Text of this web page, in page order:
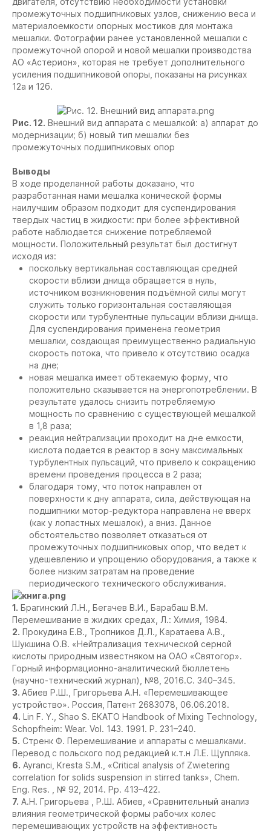
промежуточных подшипниковых узлов, снижению веса и
материалоемкости опорных мостиков для монтажа
мешалки. Фотографии ранее установленной мешалки с
промежуточной опорой и новой мешалки производства
АО «Астерион», которая не требует дополнительного
усиления подшипниковой опоры, показаны на рисунках
12а и 12б.
Рис. 12. Внешний вид аппарата с мешалкой: а) аппарат до
модернизации; б) новый тип мешалки без
промежуточных подшипниковых опор
Выводы
В ходе проделанной работы доказано, что
разработанная нами мешалка конической формы
наилучшим образом подходит для суспендирования
твердых частиц в жидкости: при более эффективной
работе наблюдается снижение потребляемой
мощности. Положительный результат был достигнут
исходя из:
поскольку вертикальная составляющая средней
скорости вблизи днища обращается в нуль,
источником возникновения подъёмной силы могут
служить только горизонтальная составляющая
скорости или турбулентные пульсации вблизи днища.
Для суспендирования применена геометрия
мешалки, создающая преимущественно радиальную
скорость потока, что привело к отсутствию осадка
на дне;
новая мешалка имеет обтекаемую форму, что
положительно сказывается на энергопотреблении. В
результате удалось снизить потребляемую
мощность по сравнению с существующей мешалкой
в 1,8 раза;
реакция нейтрализации проходит на дне емкости,
кислота подается в реактор в зону максимальных
турбулентных пульсаций, что привело к сокращению
времени проведения процесса в 2 раза;
благодаря тому, что поток направлен от
поверхности к дну аппарата, сила, действующая на
подшипники мотор-редуктора направлена не вверх
(как у лопастных мешалок), а вниз. Данное
обстоятельство позволяет отказаться от
промежуточных подшипниковых опор, что ведет к
удешевлению и упрощению оборудования, а также к
более низким затратам на проведение
периодического технического обслуживания.
1. Брагинский Л.Н., Бегачев В.И., Барабаш В.М.
Перемешивание в жидких средах, Л.: Химия, 1984.
2. Прокудина Е.В., Тропников Д.Л., Каратаева А.В.,
Шукшина О.В. «Нейтрализация технической серной
кислоты природным известняком на ОАО «Святогор».
Горный информационно-аналитический бюллетень
(научно-технический журнал), №8, 2016.С. 340–345.
3. Абиев Р.Ш., Григорьева А.Н. «Перемешивающее
устройство». Россия, Патент 2683078, 06.06.2018.
4. Lin F. Y., Shao S. EKATO Handbook of Mixing Technology,
Schopfheim: Wear. Vol. 143. 1991. P. 231–240.
5. Cтренк Ф. Перемешивание и аппараты с мешалками.
Перевод с польского под редакцией к.т.н Л.Е. Щупляка.
6. Ayranci, Kresta S.M., «Critical analysis of Zwietering
correlation for solids suspension in stirred tanks», Chem.
Eng. Res. , № 92, 2014. Pp. 413–422.
7. А.Н. Григорьева , Р.Ш. Абиев, «Сравнительный анализ
влияния геометрической формы рабочих колес
перемешивающих устройств на эффективность